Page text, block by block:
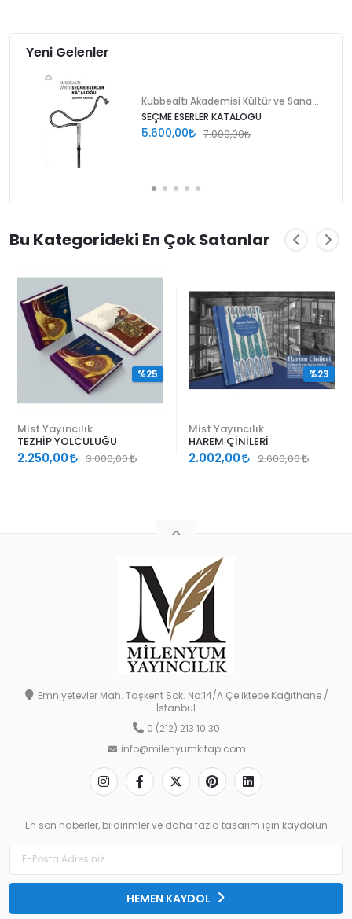
Yeni Gelenler
SEÇME ESERLER KATALOĞU
5.600,00 7.000,00
Bu Kategorideki En Çok Satanlar
Mist Yayıncılık
TEZHİP YOLCULUĞU
2.250,00 3.000,00
%25
Mist Yayıncılık
HAREM ÇİNİLERİ
2.002,00 2.600,00
%23
Emniyetevler Mah. Taşkent Sok. No:14/A Çeliktepe Kağıthane /
İstanbul
0 (212) 213 10 30
info@milenyumkitap.com
En son haberler, bildirimler ve daha fazla tasarım için kaydolun
HEMEN KAYDOL